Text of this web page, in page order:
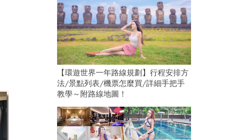
【環遊世界一年路線規劃】行程安排方
法/景點列表/機票怎麼買/詳細手把手
教學～附路線地圖！